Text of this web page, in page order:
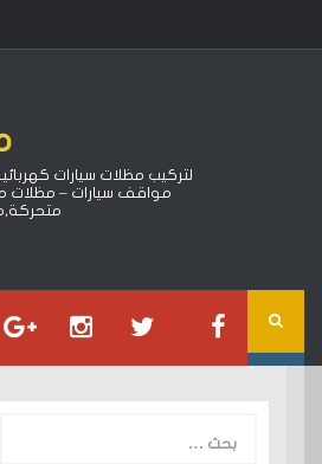
مواقف سيارات – مظلات
عن: